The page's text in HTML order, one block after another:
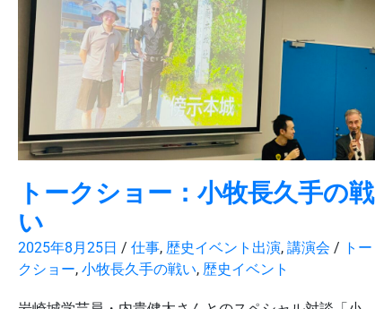
トークショー：小牧長久手の戦
い
2025年8月25日 / 仕事, 歴史イベント出演, 講演会 / トー
クショー, 小牧長久手の戦い, 歴史イベント